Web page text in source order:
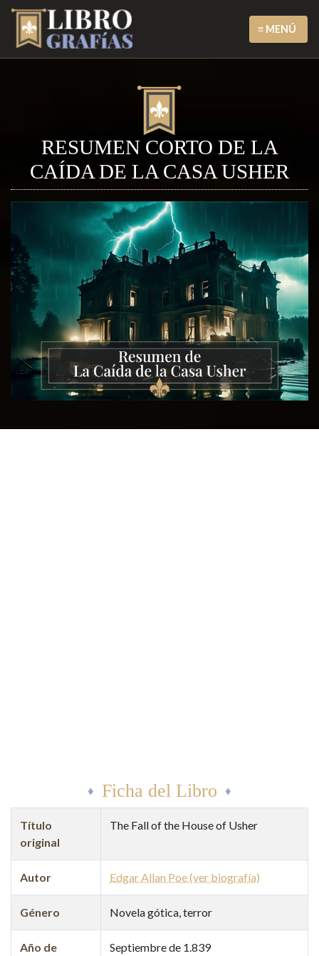
≡ MENÚ
RESUMEN CORTO DE LA
CAÍDA DE LA CASA USHER
Ficha del Libro
Título
original
The Fall of the House of Usher
Autor Edgar Allan Poe (ver biografía)
Género Novela gótica, terror
Año de
Septiembre de 1.839